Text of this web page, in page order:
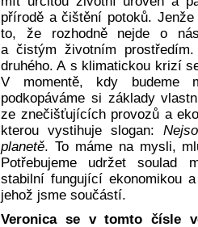
přírodě a čištění potoků.
to, že rozhodně nejde o
a čistým životním
druhého. A s klimatickou krizí
V momentě, kdy budeme
podkopáváme si základy
ze znečišťujících provozů a
kterou vystihuje slogan:
planetě. To máme na mysli,
Potřebujeme udržet soulad
stabilní fungující ekonomikou
jehož jsme součástí.
Veronica se v tomto čísle